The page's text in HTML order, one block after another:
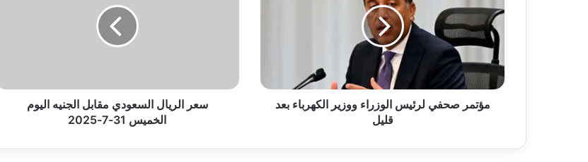
الوزراء
ووزير
الكهرباء
بعد
قليل
مؤتمر صحفي لرئيس الوزراء ووزير الكهرباء بعد
قليل
7-
سعر الريال السعودي مقابل الجنيه اليوم
الخميس 31-7-2025